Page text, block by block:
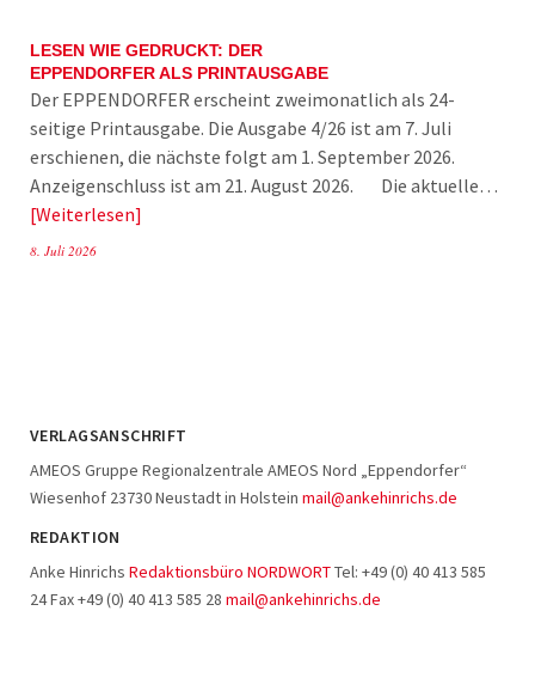
LESEN WIE GEDRUCKT: DER
EPPENDORFER ALS PRINTAUSGABE
Der EPPENDORFER erscheint zweimonatlich als 24-
seitige Printausgabe. Die Ausgabe 4/26 ist am 7. Juli
erschienen, die nächste folgt am 1. September 2026.
Anzeigenschluss ist am 21. August 2026. Die aktuelle…
Weiterlesen
8. Juli 2026
VERLAGSANSCHRIFT
AMEOS Gruppe Regionalzentrale AMEOS Nord „Eppendorfer“
Wiesenhof 23730 Neustadt in Holstein mail@ankehinrichs.de
REDAKTION
Anke Hinrichs Redaktionsbüro NORDWORTTel: +49 (0) 40 413 585
24 Fax +49 (0) 40 413 585 28 mail@ankehinrichs.de